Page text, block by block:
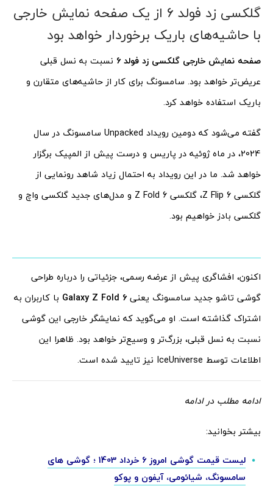
گلکسی زد فولد 6 از یک صفحه نمایش خارجی
با حاشیه‌های باریک برخوردار خواهد بود
صفحه نمایش خارجی گلکسی زد فولد 6 نسبت به نسل قبلی
عریض‌تر خواهد بود. سامسونگ برای کار از حاشیه‌های متقارن و
باریک استفاده خواهد کرد.
گفته می‌شود که دومین رویداد Unpacked سامسونگ در سال
2024، در ماه ژوئیه در پاریس و درست پیش از المپیک برگزار
خواهد شد. ما در این رویداد به احتمال زیاد شاهد رونمایی از
گلکسی Z Flip 6، گلکسی Z Fold 6 و مدل‌های جدید گلکسی واچ و
گلکسی بادز خواهیم بود.
اکنون، افشاگری پیش از عرضه رسمی، جزئیاتی را درباره طراحی
گوشی تاشو جدید سامسونگ یعنیGalaxy Z Fold 6 با کاربران به
اشتراک گذاشته است. او می‌گوید که نمایشگر خارجی این گوشی
نسبت به نسل قبلی، بزرگ‌تر و وسیع‌تر خواهد بود. ظاهرا این
اطلاعات توسط IceUniverse نیز تایید شده است.
ادامه مطلب در ادامه
بیشتر بخوانید:
لیست قیمت گوشی امروز 6 خرداد 1403 ؛ گوشی های
سامسونگ، شیائومی، آیفون و پوکو